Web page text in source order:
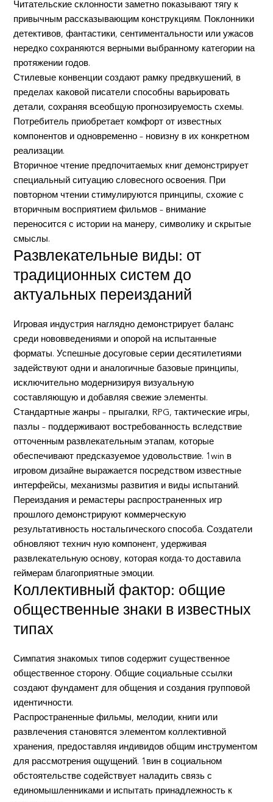
Читательские склонности заметно показывают тягу к
привычным рассказывающим конструкциям. Поклонники
детективов, фантастики, сентиментальности или ужасов
нередко сохраняются верными выбранному категории на
протяжении годов.
Стилевые конвенции создают рамку предвкушений, в
пределах каковой писатели способны варьировать
детали, сохраняя всеобщую прогнозируемость схемы.
Потребитель приобретает комфорт от известных
компонентов и одновременно – новизну в их конкретном
реализации.
Вторичное чтение предпочитаемых книг демонстрирует
специальный ситуацию словесного освоения. При
повторном чтении стимулируются принципы, схожие с
вторичным восприятием фильмов – внимание
переносится с истории на манеру, символику и скрытые
смыслы.
Развлекательные виды: от
традиционных систем до
актуальных переизданий
Игровая индустрия наглядно демонстрирует баланс
среди нововведениями и опорой на испытанные
форматы. Успешные досуговые серии десятилетиями
задействуют одни и аналогичные базовые принципы,
исключительно модернизируя визуальную
составляющую и добавляя свежие элементы.
Стандартные жанры – прыгалки, RPG, тактические игры,
пазлы – поддерживают востребованность вследствие
отточенным развлекательным этапам, которые
обеспечивают предсказуемое удовольствие. 1win в
игровом дизайне выражается посредством известные
интерфейсы, механизмы развития и виды испытаний.
Переиздания и ремастеры распространенных игр
прошлого демонстрируют коммерческую
результативность ностальгического способа. Создатели
обновляют технич ную компонент, удерживая
развлекательную основу, которая когда-то доставила
геймерам благоприятные эмоции.
Коллективный фактор: общие
общественные знаки в известных
типах
Симпатия знакомых типов содержит существенное
общественное сторону. Общие социальные ссылки
создают фундамент для общения и создания групповой
идентичности.
Распространенные фильмы, мелодии, книги или
развлечения становятся элементом коллективной
хранения, предоставляя индивидов общим инструментом
для рассмотрения ощущений. 1вин в социальном
обстоятельстве содействует наладить связь с
единомышленниками и испытать принадлежность к